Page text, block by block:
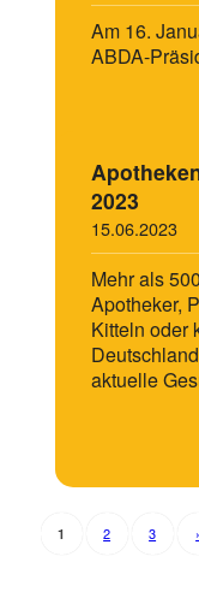
Am 16.
ABDA-
2023
15.06.2023
Mehr als
Apotheker,
Kitteln oder
aktuelle
1 2 3 ›